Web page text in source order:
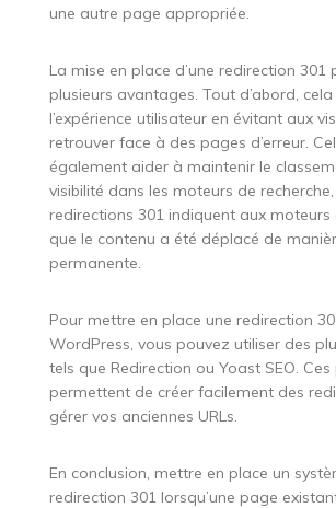
une autre page appropriée.
La mise en place d’une redirection 301
plusieurs avantages. Tout d’abord,
l’expérience utilisateur en évitant aux
retrouver face à des pages d’erreur.
également aider à maintenir le
visibilité dans les moteurs de
redirections 301 indiquent aux moteurs
que le contenu a été déplacé de
permanente.
Pour mettre en place une redirection
WordPress, vous pouvez utiliser des
tels que Redirection ou Yoast SEO.
permettent de créer facilement des
gérer vos anciennes URLs.
En conclusion, mettre en place un
redirection 301 lorsqu’une page